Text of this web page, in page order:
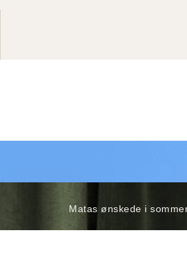
Matas ønskede i